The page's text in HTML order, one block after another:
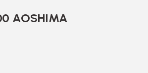
AOSHIMA